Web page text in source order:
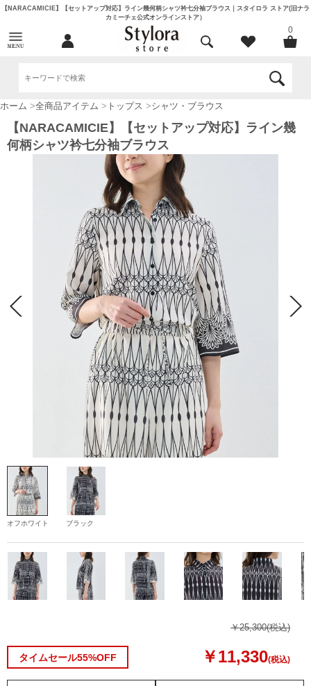
【NARACAMICIE】【セットアップ対応】ライン幾何柄シャツ衿七分袖ブラウス｜スタイロラ ストア(旧ナラ
カミーチェ公式オンラインストア）
0
ホーム >全商品アイテム > トップス >シャツ・ブラウス
【NARACAMICIE】【セットアップ対応】ライン幾
何柄シャツ衿七分袖ブラウス
オフホワイト ブラック
￥25,300(税込)
タイムセール55%OFF ￥11,330(税込)